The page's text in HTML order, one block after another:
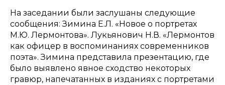
На заседании были заслушаны следующие
сообщения: Зимина Е.Л. «Новое о портретах
М.Ю. Лермонтова». Лукьянович Н.В. «Лермонтов
как офицер в воспоминаниях современников
поэта». Зимина представила презентацию, где
было выявлено явное сходство некоторых
гравюр, напечатанных в изданиях с портретами